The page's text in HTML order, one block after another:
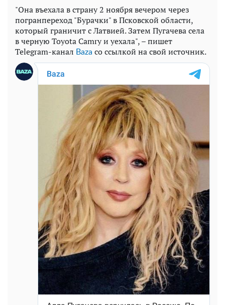
"Она въехала в страну 2 ноября вечером через
погранпереход "Бурачки" в Псковской области,
который граничит с Латвией. Затем Пугачева села
в черную Toyota Camry и уехала", – пишет
Telegram-канал Baza со ссылкой на свой источник.